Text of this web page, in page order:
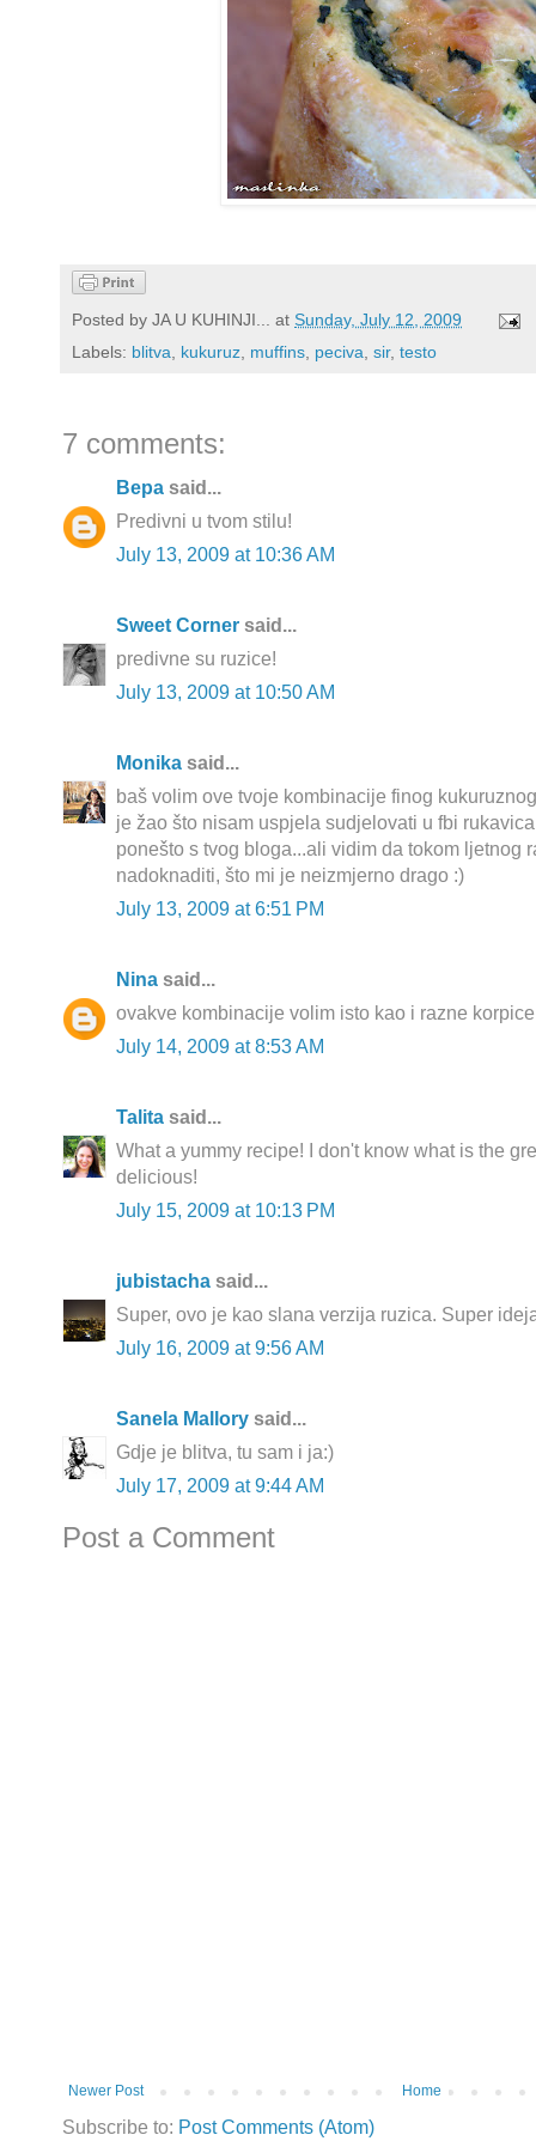
Posted by JA U KUHINJI... at Sunday, July 12, 2009
Labels: blitva, kukuruz, muffins, peciva, sir, testo
7 comments:
Вера said...
Predivni u tvom stilu!
July 13, 2009 at 10:36 AM
Sweet Corner said...
predivne su ruzice!
July 13, 2009 at 10:50 AM
Monika said...
baš volim ove tvoje kombinacije finog
je žao što nisam uspjela sudjelovati u fbi
ponešto s tvog bloga...ali vidim da tokom ljetnog
nadoknaditi, što mi je neizmjerno drago :)
July 13, 2009 at 6:51 PM
Nina said...
ovakve kombinacije volim isto kao i razne
July 14, 2009 at 8:53 AM
Talita said...
What a yummy recipe! I don't know what is the
delicious!
July 15, 2009 at 10:13 PM
jubistacha said...
Super, ovo je kao slana verzija ruzica. Super
July 16, 2009 at 9:56 AM
Sanela Mallory said...
Gdje je blitva, tu sam i ja:)
July 17, 2009 at 9:44 AM
Post a Comment
Newer Post Home
Subscribe to: Post Comments (Atom)